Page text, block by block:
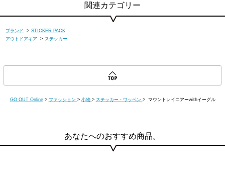
関連カテゴリー
ブランド > STICKER PACK
アウトドアギア > ステッカー
GO OUT Online > ファッション > 小物 > ステッカー・ワッペン > マウントレイニアーwithイーグル
あなたへのおすすめ商品。